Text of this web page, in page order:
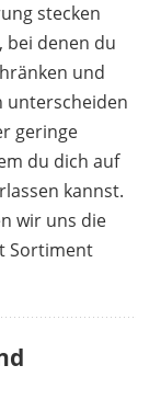
stecken
bei denen du
und
unterscheiden
geringe
du dich auf
kannst.
wir uns die
Sortiment